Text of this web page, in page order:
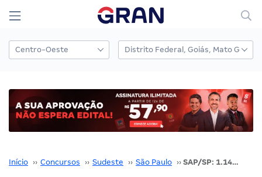
Início ›› Concursos ›› Sudeste ›› São Paulo ›› SAP/SP: 1.140 vagas para agentes. Edital ainda em agosto